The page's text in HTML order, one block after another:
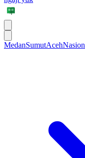
MedanSumutAceh